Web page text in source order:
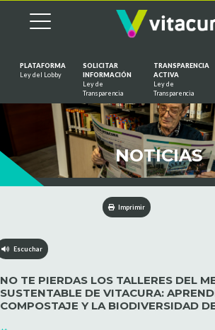
PLATAFORMA
Ley del Lobby
SOLICITAR
INFORMACIÓN
Ley de
Transparencia
TRANSPARENCIA
ACTIVA
Ley de
Transparencia
NOTICIAS
Imprimir
Escuchar
NO TE PIERDAS LOS TALLERES DEL
SUSTENTABLE DE VITACURA:
COMPOSTAJE Y LA BIODIVERSIDAD